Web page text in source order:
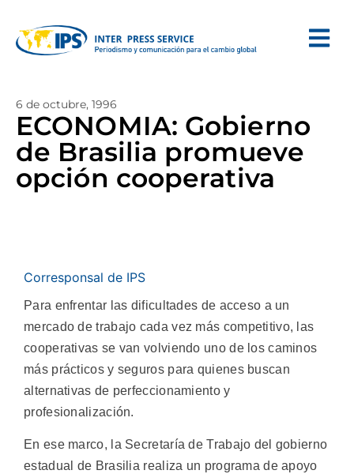
6 de octubre, 1996
ECONOMIA: Gobierno
de Brasilia promueve
opción cooperativa
Corresponsal de IPS
Para enfrentar las dificultades de acceso a un
mercado de trabajo cada vez más competitivo, las
cooperativas se van volviendo uno de los caminos
más prácticos y seguros para quienes buscan
alternativas de perfeccionamiento y
profesionalización.
En ese marco, la Secretaría de Trabajo del gobierno
estadual de Brasilia realiza un programa de apoyo